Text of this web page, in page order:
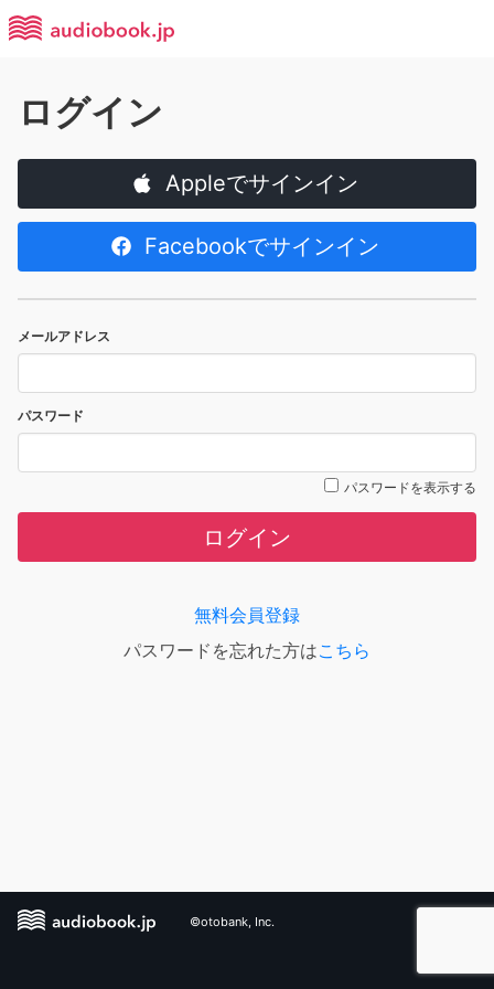
ログイン
Appleでサインイン
Facebookでサインイン
メールアドレス
パスワード
パスワードを表示する
ログイン
無料会員登録
パスワードを忘れた方はこちら
©otobank, Inc.